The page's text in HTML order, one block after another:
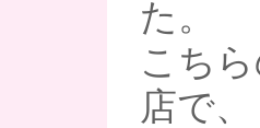
た。
こち
店で、